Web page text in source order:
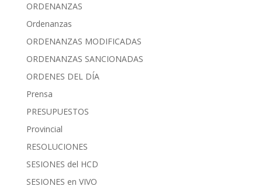
ORDENANZAS
Ordenanzas
ORDENANZAS MODIFICADAS
ORDENANZAS SANCIONADAS
ORDENES DEL DÍA
Prensa
PRESUPUESTOS
Provincial
RESOLUCIONES
SESIONES del HCD
SESIONES en VIVO